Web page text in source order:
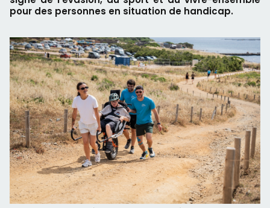
pour des personnes en situation de handicap.